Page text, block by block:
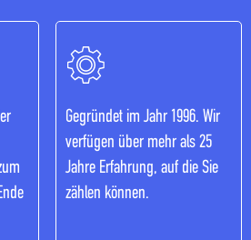
Gegründet im Jahr 1996. Wir
verfügen über mehr als 25
Jahre Erfahrung, auf die Sie
zählen können.